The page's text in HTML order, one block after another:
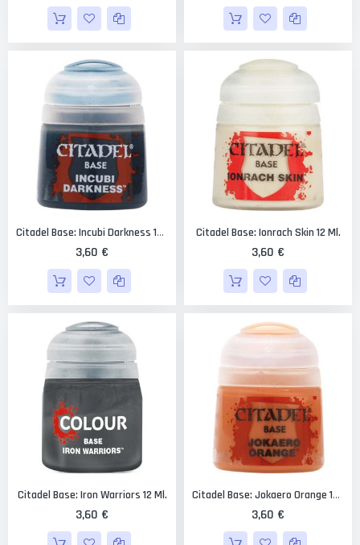
Citadel Base: Incubi Darkness 12 Ml.
3,60 €
Citadel Base: Ionrach Skin 12 Ml.
3,60 €
Citadel Base: Iron Warriors 12 Ml.
3,60 €
Citadel Base: Jokaero Orange 12 Ml.
3,60 €